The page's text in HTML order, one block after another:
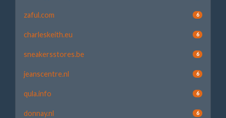
zaful.com 6
charleskeith.eu 6
sneakersstores.be 6
jeanscentre.nl 6
qula.info 6
donnay.nl 6